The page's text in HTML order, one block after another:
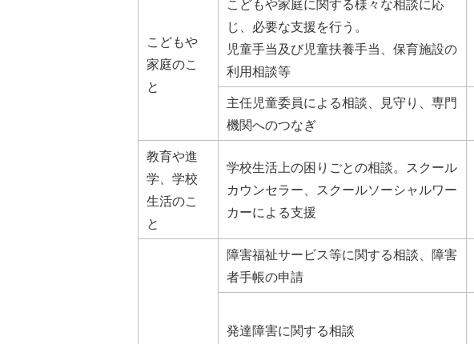
こどもや
家庭のこ
と
こどもや家庭に関する様々な相談に応
じ、必要な支援を行う。
児童手当及び児童扶養手当、保育施設の
利用相談等
主任児童委員による相談、見守り、専門
機関へのつなぎ
教育や進
学、学校
生活のこ
と
学校生活上の困りごとの相談。スクール
カウンセラー、スクールソーシャルワー
カーによる支援
障害福祉サービス等に関する相談、障害
者手帳の申請
発達障害に関する相談